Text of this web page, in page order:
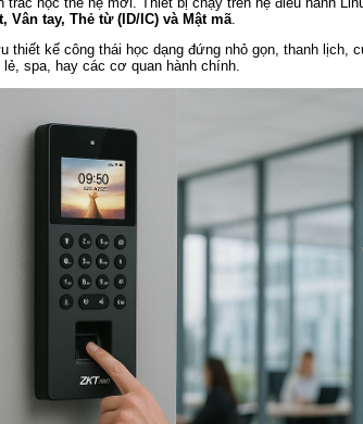
Vân tay, Thẻ từ (ID/IC) và Mật mã.
thiết kế công thái học dạng đứng nhỏ gọn, thanh lịch,
spa, hay các cơ quan hành chính.